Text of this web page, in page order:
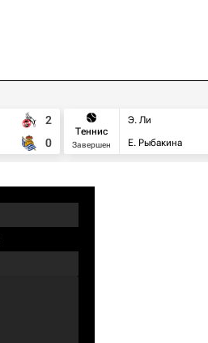
2
0
Теннис
Завершен
Э. Ли
Е. Рыбакина